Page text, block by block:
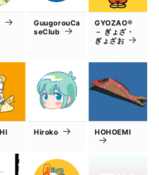
GuugorouCa
seClub
GYOZAO®
－ ぎょざ・
ぎょざお
Hiroko HOHOEMI